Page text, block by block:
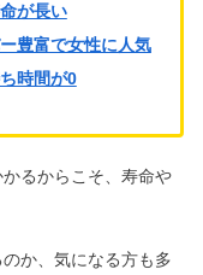
が長い
豊富で女性に人気
時間が0
るからこそ、寿命や
か、気になる方も多